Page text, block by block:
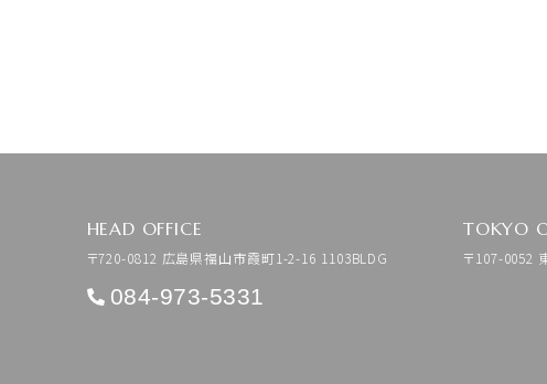
HEAD OFFICE
〒720-0812 広島県福山市霞町1-2-16 1103BLDG
084-973-5331
TOKYO
〒107-0052